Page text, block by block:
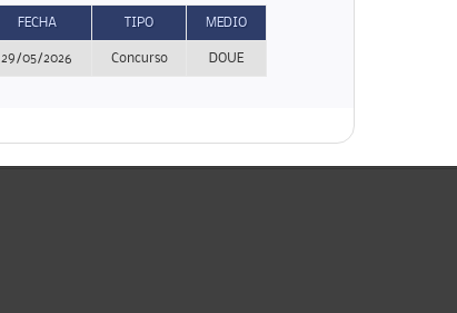
FECHA TIPO MEDIO
29/05/2026 Concurso DOUE